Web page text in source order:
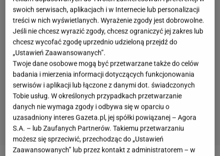
swoich serwisach, aplikacjach i w Internecie lub personalizacji
treści w nich wyświetlanych. Wyrażenie zgody jest dobrowolne.
Jeśli nie chcesz wyrazić zgody, chcesz ograniczyć jej zakres lub
chcesz wycofać zgodę uprzednio udzieloną przejdź do
„Ustawień Zaawansowanych”.
Twoje dane osobowe mogą być przetwarzane także do celów
badania i mierzenia informacji dotyczących funkcjonowania
serwisów i aplikacji lub łączone z danymi dot. świadczonych
Tobie usług. W określonych przypadkach przetwarzanie
danych nie wymaga zgody i odbywa się w oparciu o
uzasadniony interes Gazeta.pl, jej spółki powiązanej – Agora
S.A. – lub Zaufanych Partnerów. Takiemu przetwarzaniu
możesz się sprzeciwić, przechodząc do „Ustawień
Zaawansowanych” lub przez kontakt z administratorem – w